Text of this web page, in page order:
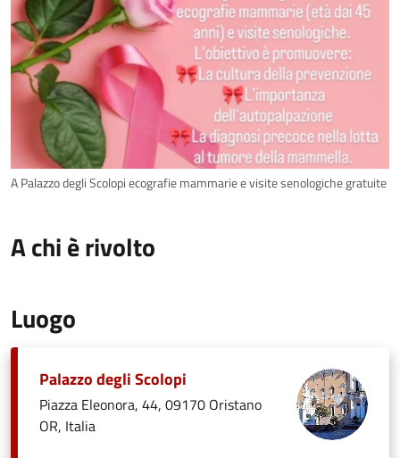
A Palazzo degli Scolopi ecografie mammarie e visite senologiche gratuite
A chi è rivolto
Luogo
Palazzo degli Scolopi
Piazza Eleonora, 44, 09170 Oristano
OR, Italia